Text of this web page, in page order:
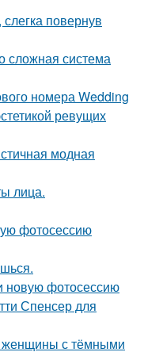
повернув
сложная система
номера Wedding
ревущих
модная
лица.
фотосессию
новую фотосессию
Спенсер для
с тёмными